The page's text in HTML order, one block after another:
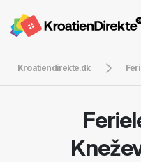
Kroatiendirekte.dk